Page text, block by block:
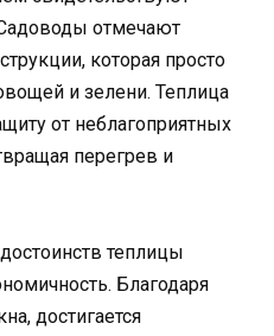
отмечают
которая просто
и зелени. Теплица
от неблагоприятных
перегрев и
теплицы
Благодаря
достигается